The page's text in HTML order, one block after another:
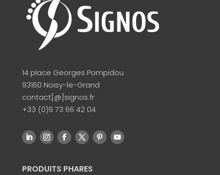
14 place Georges Pompidou
93160 Noisy-le-Grand
contact[@]signos.fr
+33 (0)9 73 66 42 04
PRODUITS PHARES